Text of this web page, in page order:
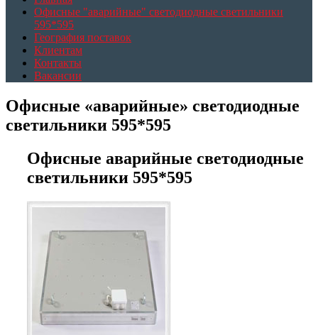
Офисные "аварийные" светодиодные светильники
595*595
География поставок
Клиентам
Контакты
Вакансии
Офисные «аварийные» светодиодные
светильники 595*595
Офисные аварийные светодиодные
светильники 595*595